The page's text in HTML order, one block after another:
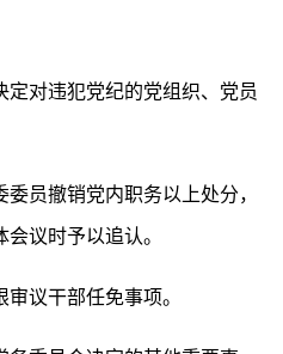
对违犯党纪的党组织、党员
员撤销党内职务以上处分，
议时予以追认。
议干部任免事项。